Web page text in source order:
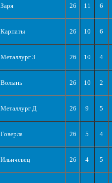
Заря 26 11 6
Карпаты 26 10 6
Металлург З 26 10 4
Волынь 26 10 2
Металлург Д 26 9 5
Говерла 26 5 4
Ильичевец 26 4 5